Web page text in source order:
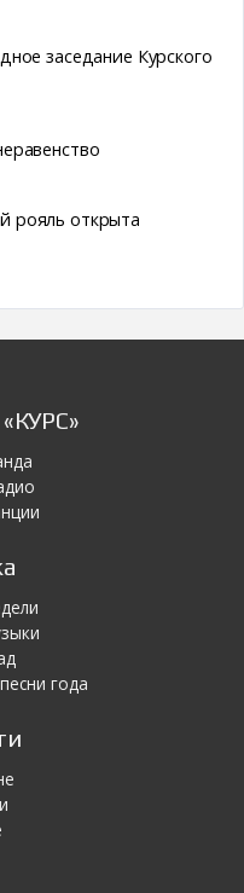
заседание Курского
рояль открыта
года